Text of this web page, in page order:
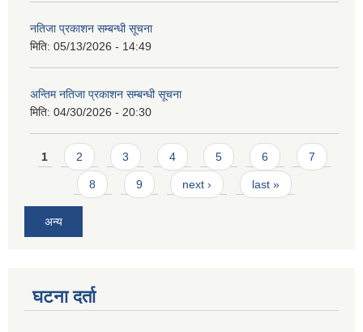
नतिजा प्रकाशन सम्बन्धी सूचना
मिति: 05/13/2026 - 14:49
अन्तिम नतिजा प्रकाशन सम्बन्धी सूचना
मिति: 04/30/2026 - 20:30
Pages
1 2 3 4 5 6 7
8 9 next › last »
अन्य
घटना दर्ता